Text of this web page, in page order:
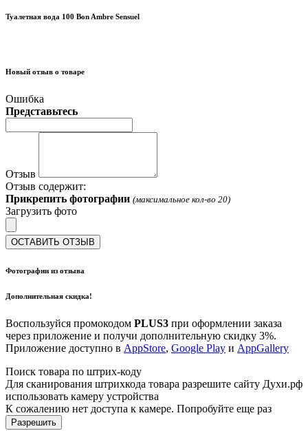
Туалетная вода 100 Bon Ambre Sensuel
Новый отзыв о товаре
Ошибка
Представьтесь
Отзыв
Отзыв содержит:
Прикрепить фотографии (максимальное кол-во 20)
Загрузить фото
ОСТАВИТЬ ОТЗЫВ
Фотографии из отзыва
Дополнительная скидка!
Воспользуйся промокодом PLUS3 при оформлении заказа
через приложение и получи дополнительную скидку 3%.
Приложение доступно в AppStore, Google Play и AppGallery
Поиск товара по штрих-коду
Для сканирования штрихкода товара разрешите сайту Духи.рф
использовать камеру устройства
К сожалению нет доступа к камере. Попробуйте еще раз
Разрешить